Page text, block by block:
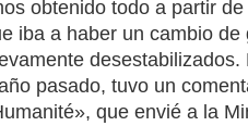
obtenido todo a partir
iba a haber un cambio
desestabilizados.
pasado, tuvo un
que envié a la